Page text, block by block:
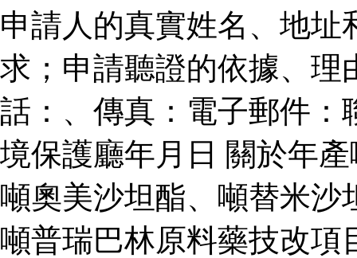
申請人的真實姓名、地
求；申請聽證的依據、理
話：、傳真：電子郵件：
境保護廳年月日 關於年
噸奧美沙坦酯、噸替米沙
噸普瑞巴林原料藥技改項